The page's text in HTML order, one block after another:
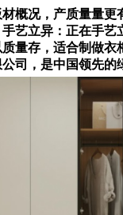
概况，产质量量更
艺立异：正在手
量存，适合制做
司，是中国领先